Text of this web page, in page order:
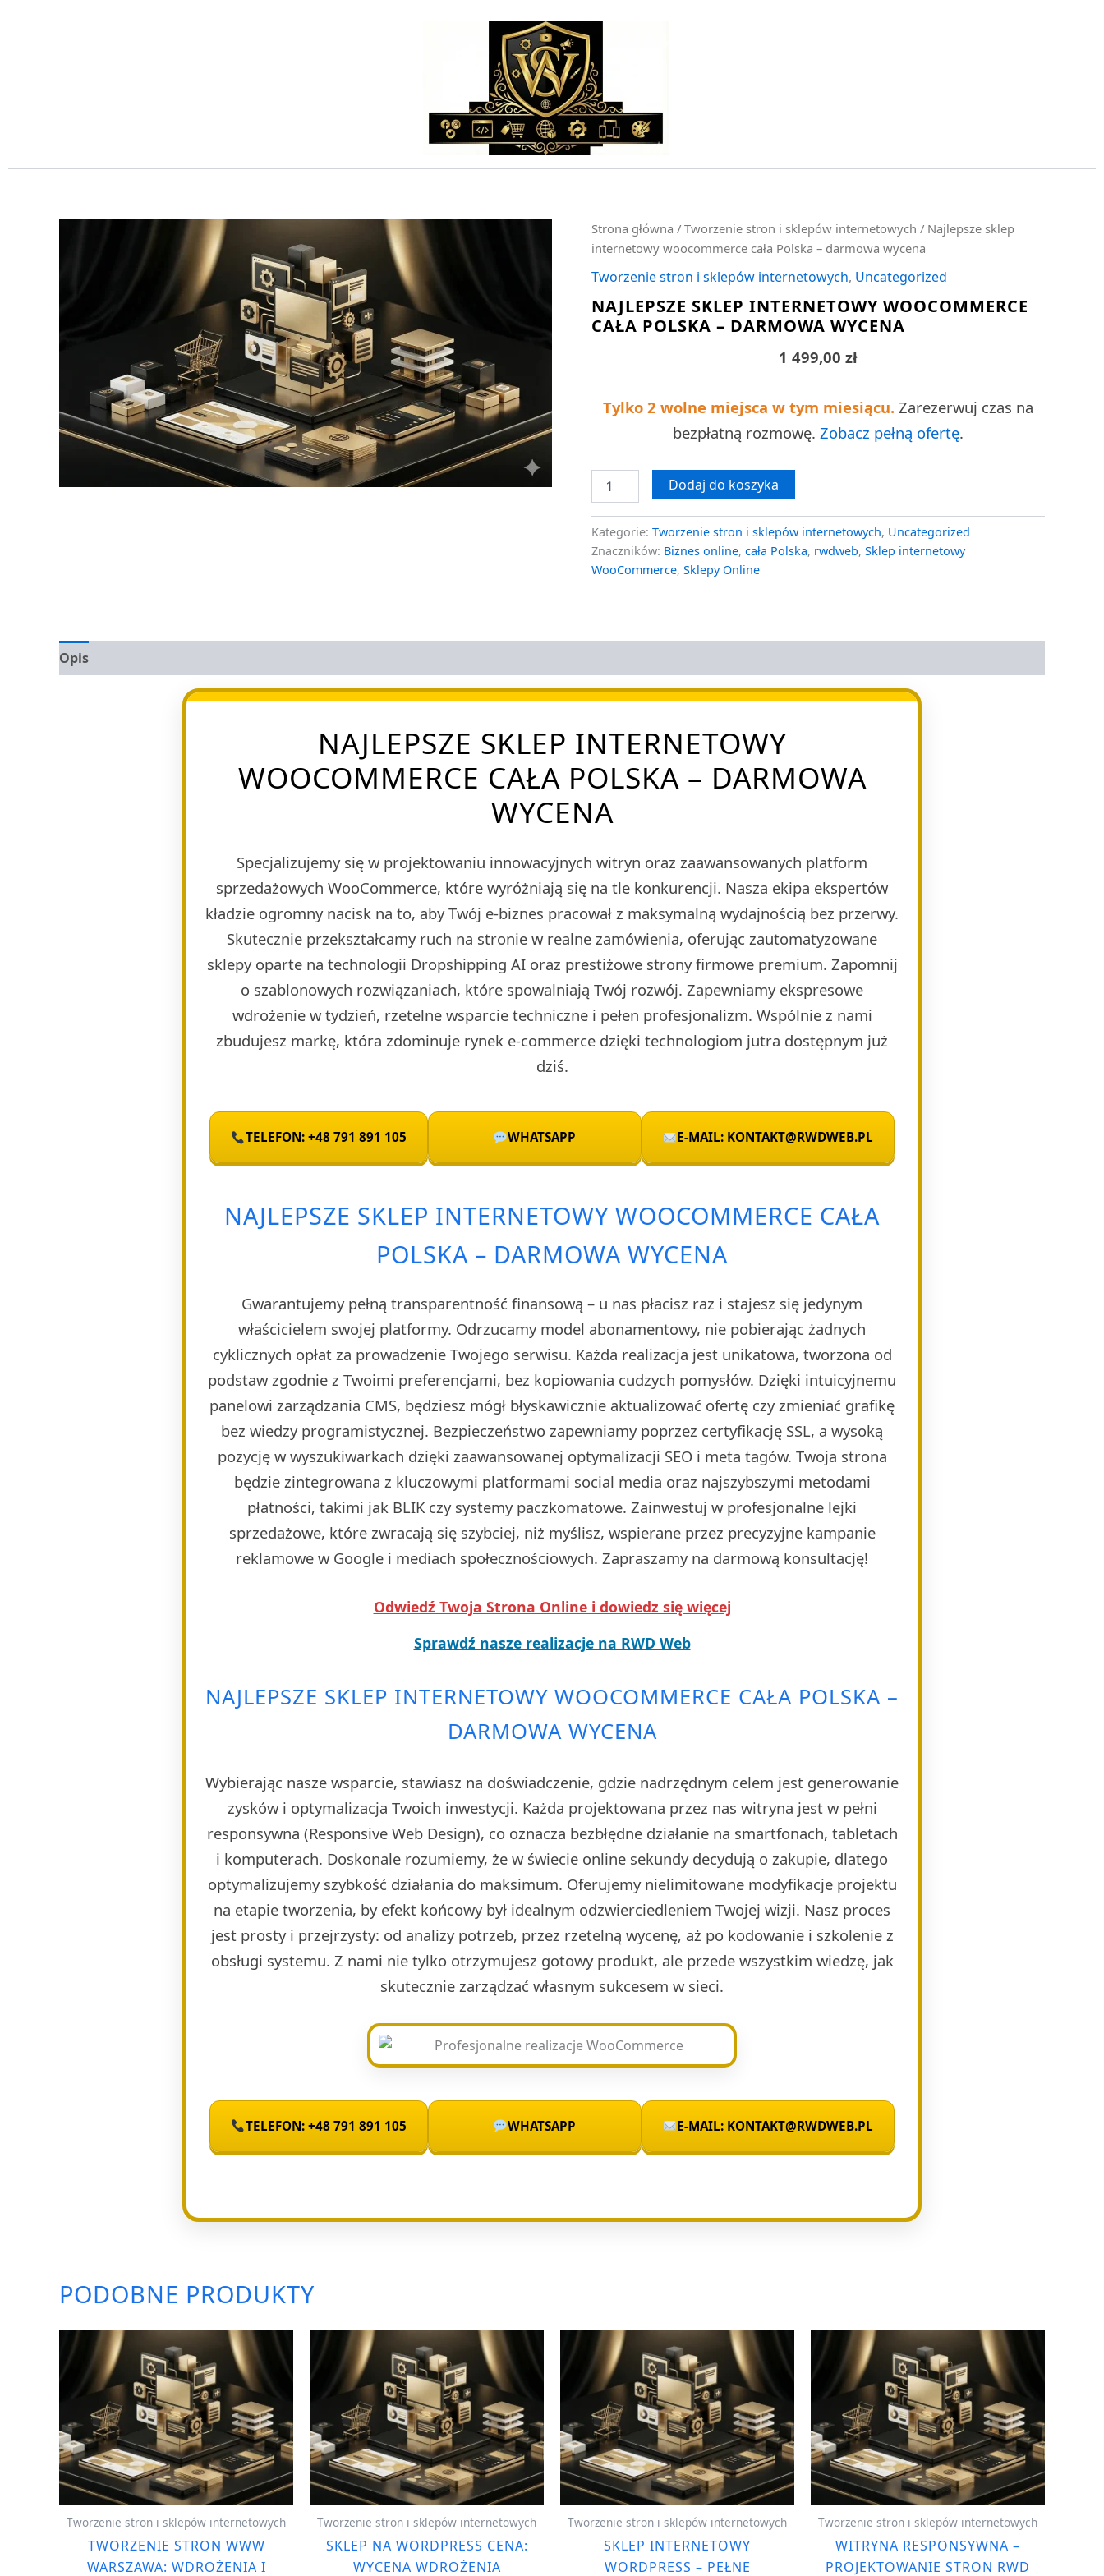
Strona główna / Tworzenie stron i sklepów internetowych / Najlepsze sklep
internetowy woocommerce cała Polska – darmowa wycena
Tworzenie stron i sklepów internetowych, Uncategorized
NAJLEPSZE SKLEP INTERNETOWY WOOCOMMERCE
CAŁA POLSKA – DARMOWA WYCENA
1 499,00 zł
Tylko 2 wolne miejsca w tym miesiącu. Zarezerwuj czas na
bezpłatną rozmowę. Zobacz pełną ofertę.
ilość
Najlepsze
sklep
internetowy
cała
Polska
Dodaj do koszyka
Kategorie: Tworzenie stron i sklepów internetowych, Uncategorized
Znaczników: Biznes online, cała Polska, rwdweb, Sklep internetowy
WooCommerce, Sklepy Online
Opis
NAJLEPSZE SKLEP INTERNETOWY
WOOCOMMERCE CAŁA POLSKA – DARMOWA
WYCENA
Specjalizujemy się w projektowaniu innowacyjnych witryn oraz zaawansowanych platform
sprzedażowych WooCommerce, które wyróżniają się na tle konkurencji. Nasza ekipa ekspertów
kładzie ogromny nacisk na to, aby Twój e-biznes pracował z maksymalną wydajnością bez przerwy.
Skutecznie przekształcamy ruch na stronie w realne zamówienia, oferując zautomatyzowane
sklepy oparte na technologii Dropshipping AI oraz prestiżowe strony firmowe premium. Zapomnij
o szablonowych rozwiązaniach, które spowalniają Twój rozwój. Zapewniamy ekspresowe
wdrożenie w tydzień, rzetelne wsparcie techniczne i pełen profesjonalizm. Wspólnie z nami
zbudujesz markę, która zdominuje rynek e-commerce dzięki technologiom jutra dostępnym już
dziś.
TELEFON: +48 791 891 105 WHATSAPP E-MAIL: KONTAKT@RWDWEB.PL
NAJLEPSZE SKLEP INTERNETOWY WOOCOMMERCE CAŁA
POLSKA – DARMOWA WYCENA
Gwarantujemy pełną transparentność finansową – u nas płacisz raz i stajesz się jedynym
właścicielem swojej platformy. Odrzucamy model abonamentowy, nie pobierając żadnych
cyklicznych opłat za prowadzenie Twojego serwisu. Każda realizacja jest unikatowa, tworzona od
podstaw zgodnie z Twoimi preferencjami, bez kopiowania cudzych pomysłów. Dzięki intuicyjnemu
panelowi zarządzania CMS, będziesz mógł błyskawicznie aktualizować ofertę czy zmieniać grafikę
bez wiedzy programistycznej. Bezpieczeństwo zapewniamy poprzez certyfikację SSL, a wysoką
pozycję w wyszukiwarkach dzięki zaawansowanej optymalizacji SEO i meta tagów. Twoja strona
będzie zintegrowana z kluczowymi platformami social media oraz najszybszymi metodami
płatności, takimi jak BLIK czy systemy paczkomatowe. Zainwestuj w profesjonalne lejki
sprzedażowe, które zwracają się szybciej, niż myślisz, wspierane przez precyzyjne kampanie
reklamowe w Google i mediach społecznościowych. Zapraszamy na darmową konsultację!
Odwiedź Twoja Strona Online i dowiedz się więcej
Sprawdź nasze realizacje na RWD Web
NAJLEPSZE SKLEP INTERNETOWY WOOCOMMERCE CAŁA POLSKA –
DARMOWA WYCENA
Wybierając nasze wsparcie, stawiasz na doświadczenie, gdzie nadrzędnym celem jest generowanie
zysków i optymalizacja Twoich inwestycji. Każda projektowana przez nas witryna jest w pełni
responsywna (Responsive Web Design), co oznacza bezbłędne działanie na smartfonach, tabletach
i komputerach. Doskonale rozumiemy, że w świecie online sekundy decydują o zakupie, dlatego
optymalizujemy szybkość działania do maksimum. Oferujemy nielimitowane modyfikacje projektu
na etapie tworzenia, by efekt końcowy był idealnym odzwierciedleniem Twojej wizji. Nasz proces
jest prosty i przejrzysty: od analizy potrzeb, przez rzetelną wycenę, aż po kodowanie i szkolenie z
obsługi systemu. Z nami nie tylko otrzymujesz gotowy produkt, ale przede wszystkim wiedzę, jak
skutecznie zarządzać własnym sukcesem w sieci.
TELEFON: +48 791 891 105 WHATSAPP E-MAIL: KONTAKT@RWDWEB.PL
PODOBNE PRODUKTY
Tworzenie stron i sklepów internetowych
TWORZENIE STRON WWW
WARSZAWA: WDROŻENIA I
Tworzenie stron i sklepów internetowych
SKLEP NA WORDPRESS CENA:
WYCENA WDROŻENIA
Tworzenie stron i sklepów internetowych
SKLEP INTERNETOWY
WORDPRESS – PEŁNE
Tworzenie stron i sklepów internetowych
WITRYNA RESPONSYWNA –
PROJEKTOWANIE STRON RWD